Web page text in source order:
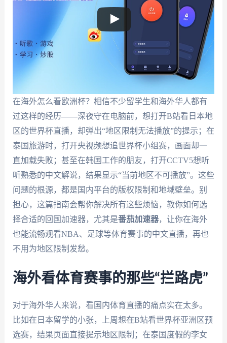
在海外怎么看欧洲杯？相信不少留学生和海外华人都有
过这样的经历——深夜守在电脑前，想打开B站看日本地
区的世界杯直播，却弹出“地区限制无法播放”的提示；在
泰国旅游时，打开央视频想追世界杯小组赛，画面却一
直加载失败；甚至在韩国工作的朋友，打开CCTV5想听
听熟悉的中文解说，结果显示“当前地区不可播放”。这些
问题的根源，都是国内平台的版权限制和地域壁垒。别
担心，这篇指南会帮你解决所有这些烦恼，教你如何选
择合适的回国加速器，尤其是番茄加速器，让你在海外
也能流畅观看NBA、足球等体育赛事的中文直播，再也
不用为地区限制发愁。
海外看体育赛事的那些“拦路虎”
对于海外华人来说，看国内体育直播的痛点实在太多。
比如在日本留学的小张，上周想在B站看世界杯亚洲区预
选赛，结果页面直接提示地区限制；在泰国度假的李女